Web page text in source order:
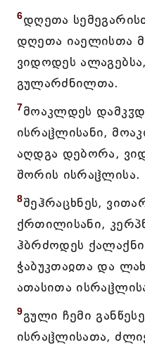
6დღეთა
დღეთა იაელისთა
ვიდოდეს
გულარძნილთა.
7მოაკლდეს
ისრაჱლისანი,
აღდგა დებორა,
შორის ისრაჱლისა.
8შეჰრაცხნეს,
ქრთილისანი,
ჰბრძოდეს
ჭაბუკთაჲთა და
ათასითა
9გული ჩემი
ისრაჱლისათა,